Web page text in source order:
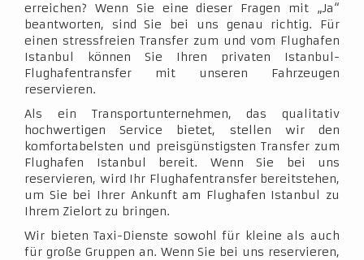
erreichen? Wenn Sie eine dieser Fragen mit „Ja“
beantworten, sind Sie bei uns genau richtig. Für
einen stressfreien Transfer zum und vom Flughafen
Istanbul können Sie Ihren privaten Istanbul-
Flughafentransfer mit unseren Fahrzeugen
reservieren.
Als ein Transportunternehmen, das qualitativ
hochwertigen Service bietet, stellen wir den
komfortabelsten und preisgünstigsten Transfer zum
Flughafen Istanbul bereit. Wenn Sie bei uns
reservieren, wird Ihr Flughafentransfer bereitstehen,
um Sie bei Ihrer Ankunft am Flughafen Istanbul zu
Ihrem Zielort zu bringen.
Wir bieten Taxi-Dienste sowohl für kleine als auch
für große Gruppen an. Wenn Sie bei uns reservieren,